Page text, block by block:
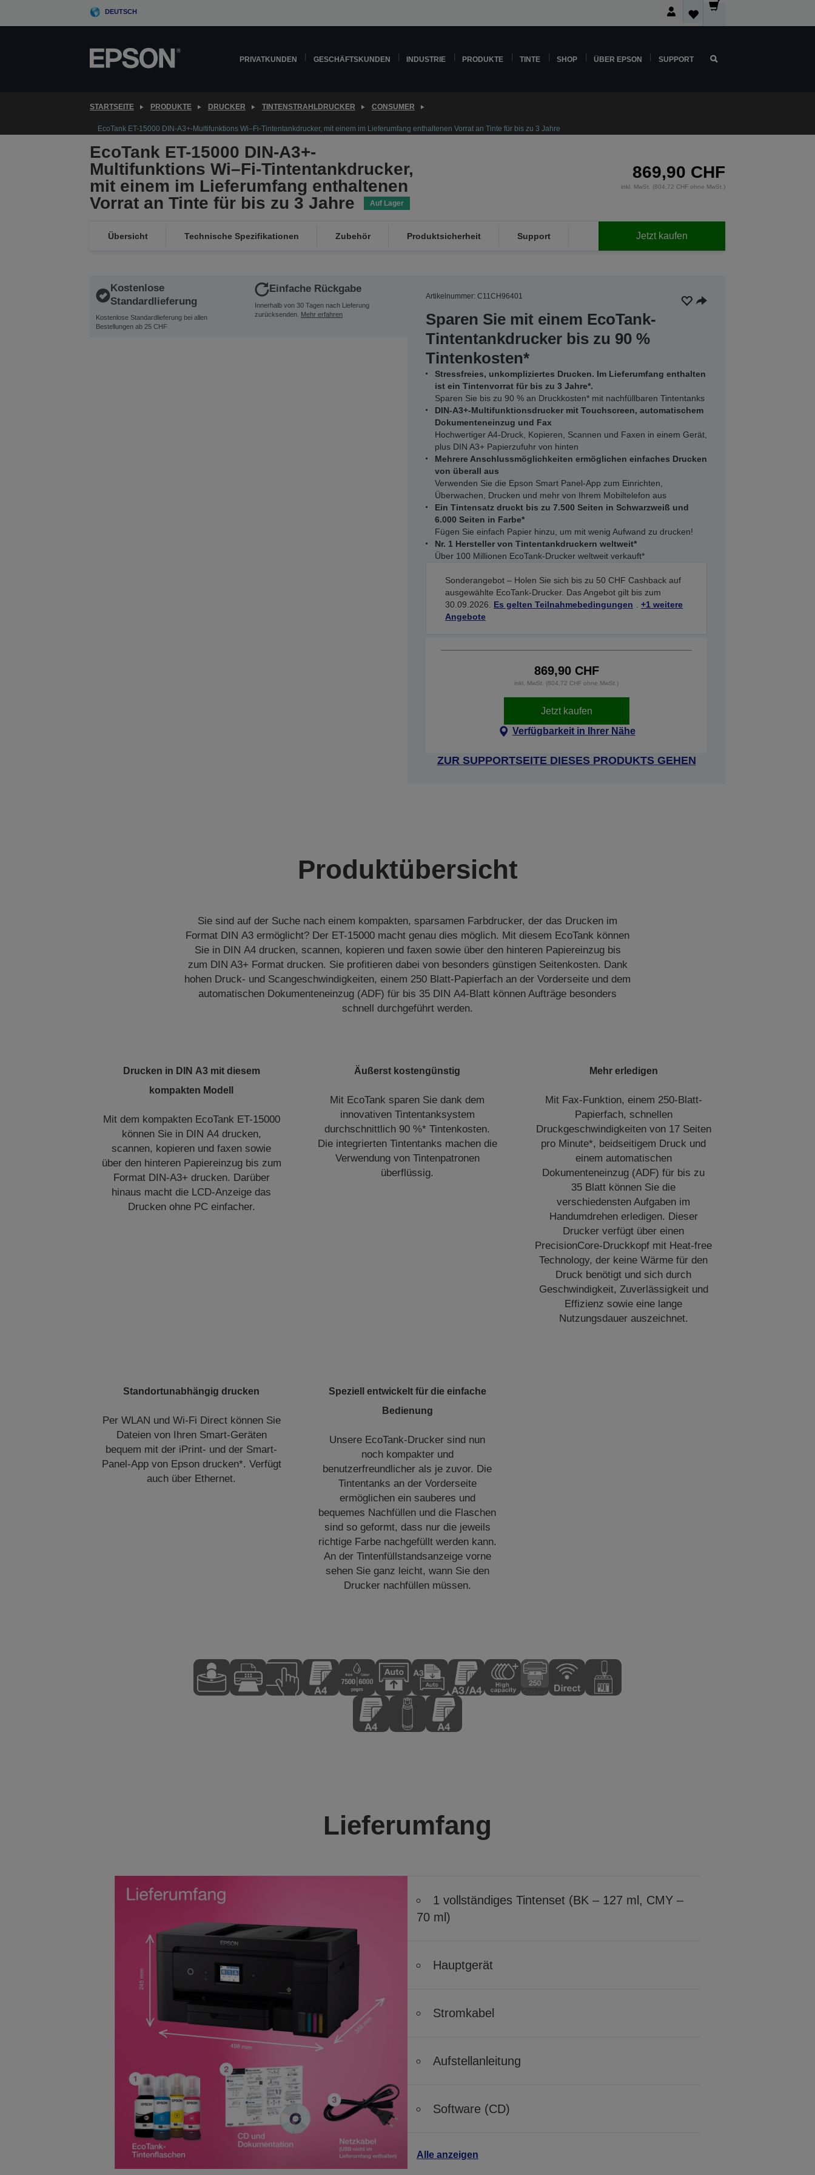
DEUTSCH
PRIVATKUNDEN GESCHÄFTSKUNDEN INDUSTRIE PRODUKTE TINTE SHOP ÜBER EPSON SUPPORT
STARTSEITE PRODUKTE DRUCKER TINTENSTRAHLDRUCKER CONSUMER
EcoTank ET-15000 DIN-A3+-Multifunktions Wi–Fi-Tintentankdrucker, mit einem im Lieferumfang enthaltenen Vorrat an Tinte für bis zu 3 Jahre
EcoTank ET-15000 DIN-A3+-
Multifunktions Wi–Fi-Tintentankdrucker,
mit einem im Lieferumfang enthaltenen
Vorrat an Tinte für bis zu 3 Jahre
Auf Lager
869,90 CHF
inkl. MwSt. (804,72 CHF ohne MwSt.)
Übersicht Technische Spezifikationen Zubehör Produktsicherheit Support Jetzt kaufen
Kostenlose
Standardlieferung
Kostenlose Standardlieferung bei allen
Bestellungen ab 25 CHF
Einfache Rückgabe
Innerhalb von 30 Tagen nach Lieferung
zurücksenden. Mehr erfahren
Artikelnummer: C11CH96401
Sparen Sie mit einem EcoTank-
Tintentankdrucker bis zu 90 %
Tintenkosten*
Stressfreies, unkompliziertes Drucken. Im Lieferumfang enthalten
ist ein Tintenvorrat für bis zu 3 Jahre*.
Sparen Sie bis zu 90 % an Druckkosten* mit nachfüllbaren Tintentanks
DIN-A3+-Multifunktionsdrucker mit Touchscreen, automatischem
Dokumenteneinzug und Fax
Hochwertiger A4-Druck, Kopieren, Scannen und Faxen in einem Gerät,
plus DIN A3+ Papierzufuhr von hinten
Mehrere Anschlussmöglichkeiten ermöglichen einfaches Drucken
von überall aus
Verwenden Sie die Epson Smart Panel-App zum Einrichten,
Überwachen, Drucken und mehr von Ihrem Mobiltelefon aus
Ein Tintensatz druckt bis zu 7.500 Seiten in Schwarzweiß und
6.000 Seiten in Farbe*
Fügen Sie einfach Papier hinzu, um mit wenig Aufwand zu drucken!
Nr. 1 Hersteller von Tintentankdruckern weltweit*
Über 100 Millionen EcoTank-Drucker weltweit verkauft*
Sonderangebot – Holen Sie sich bis zu 50 CHF Cashback auf
ausgewählte EcoTank-Drucker. Das Angebot gilt bis zum
30.09.2026. Es gelten Teilnahmebedingungen
+1 weitere
Angebote
869,90 CHF
inkl. MwSt. (804,72 CHF ohne MwSt.)
Jetzt kaufen
Verfügbarkeit in Ihrer Nähe
ZUR SUPPORTSEITE DIESES PRODUKTS GEHEN
Produktübersicht
Sie sind auf der Suche nach einem kompakten, sparsamen Farbdrucker, der das Drucken im
Format DIN A3 ermöglicht? Der ET-15000 macht genau dies möglich. Mit diesem EcoTank können
Sie in DIN A4 drucken, scannen, kopieren und faxen sowie über den hinteren Papiereinzug bis
zum DIN A3+ Format drucken. Sie profitieren dabei von besonders günstigen Seitenkosten. Dank
hohen Druck- und Scangeschwindigkeiten, einem 250 Blatt-Papierfach an der Vorderseite und dem
automatischen Dokumenteneinzug (ADF) für bis 35 DIN A4-Blatt können Aufträge besonders
schnell durchgeführt werden.
Drucken in DIN A3 mit diesem
kompakten Modell
Mit dem kompakten EcoTank ET-15000
können Sie in DIN A4 drucken,
scannen, kopieren und faxen sowie
über den hinteren Papiereinzug bis zum
Format DIN-A3+ drucken. Darüber
hinaus macht die LCD-Anzeige das
Drucken ohne PC einfacher.
Äußerst kostengünstig
Mit EcoTank sparen Sie dank dem
innovativen Tintentanksystem
durchschnittlich 90 %* Tintenkosten.
Die integrierten Tintentanks machen die
Verwendung von Tintenpatronen
überflüssig.
Mehr erledigen
Mit Fax-Funktion, einem 250-Blatt-
Papierfach, schnellen
Druckgeschwindigkeiten von 17 Seiten
pro Minute*, beidseitigem Druck und
einem automatischen
Dokumenteneinzug (ADF) für bis zu
35 Blatt können Sie die
verschiedensten Aufgaben im
Handumdrehen erledigen. Dieser
Drucker verfügt über einen
PrecisionCore-Druckkopf mit Heat-free
Technology, der keine Wärme für den
Druck benötigt und sich durch
Geschwindigkeit, Zuverlässigkeit und
Effizienz sowie eine lange
Nutzungsdauer auszeichnet.
Standortunabhängig drucken
Per WLAN und Wi-Fi Direct können Sie
Dateien von Ihren Smart-Geräten
bequem mit der iPrint- und der Smart-
Panel-App von Epson drucken*. Verfügt
auch über Ethernet.
Speziell entwickelt für die einfache
Bedienung
Unsere EcoTank-Drucker sind nun
noch kompakter und
benutzerfreundlicher als je zuvor. Die
Tintentanks an der Vorderseite
ermöglichen ein sauberes und
bequemes Nachfüllen und die Flaschen
sind so geformt, dass nur die jeweils
richtige Farbe nachgefüllt werden kann.
An der Tintenfüllstandsanzeige vorne
sehen Sie ganz leicht, wann Sie den
Drucker nachfüllen müssen.
Lieferumfang
1 vollständiges Tintenset (BK – 127 ml, CMY –
70 ml)
Hauptgerät
Stromkabel
Aufstellanleitung
Software (CD)
Alle anzeigen